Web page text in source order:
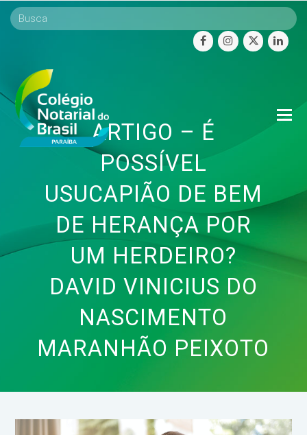
facebookinstagram
twitter
ARTIGO – É
POSSÍVEL
USUCAPIÃO DE BEM
DE HERANÇA POR
UM HERDEIRO?
DAVID VINICIUS DO
NASCIMENTO
MARANHÃO PEIXOTO